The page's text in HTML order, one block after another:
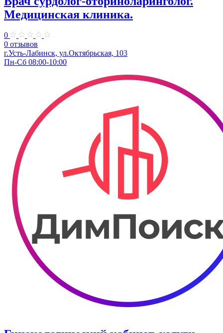
Медицинская клиника.
0
0 отзывов
г.Усть-Лабинск, ул.Октябрьская, 103
Пн-Сб 08:00-10:00